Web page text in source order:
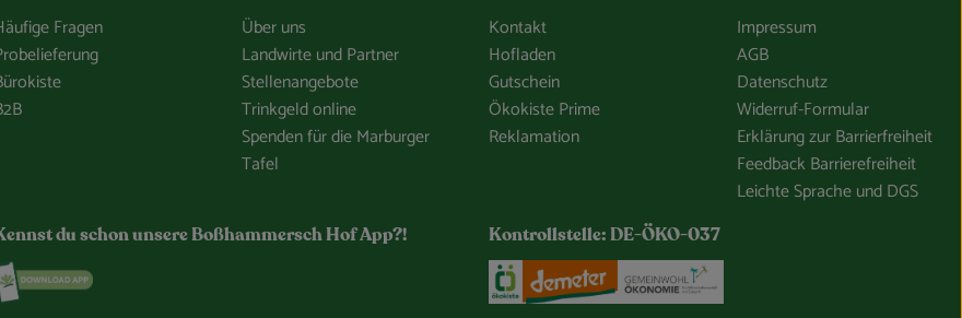
Fragen
Über uns
Landwirte und Partner
Stellenangebote
Trinkgeld online
Spenden für die Marburger
Tafel
Kontakt
Hofladen
Gutschein
Ökokiste Prime
Reklamation
Impressum
AGB
Datenschutz
Widerruf-Formular
Erklärung zur Barrierfreiheit
Feedback Barrierefreiheit
Leichte Sprache und DGS
du schon unsere Boßhammersch Hof App?!
Externer Link zu https://www.bosshammersch-hof.de/so-gehts/unsere-app.html
Kontrollstelle: DE-ÖKO-037
Externer Link zu https://www.oekokiste.de/
Externer Link zu https://www.demeter.de/